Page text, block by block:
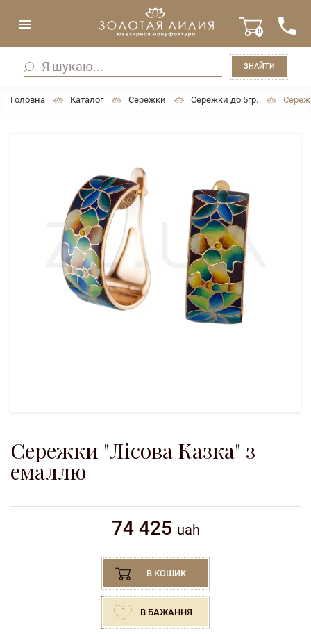
0
ЗНАЙТИ
Головна Каталог Сережки Сережки до 5гр.
Сережки "Лісова Казка" з
емаллю
74 425 uah
В КОШИК
В БАЖАННЯ